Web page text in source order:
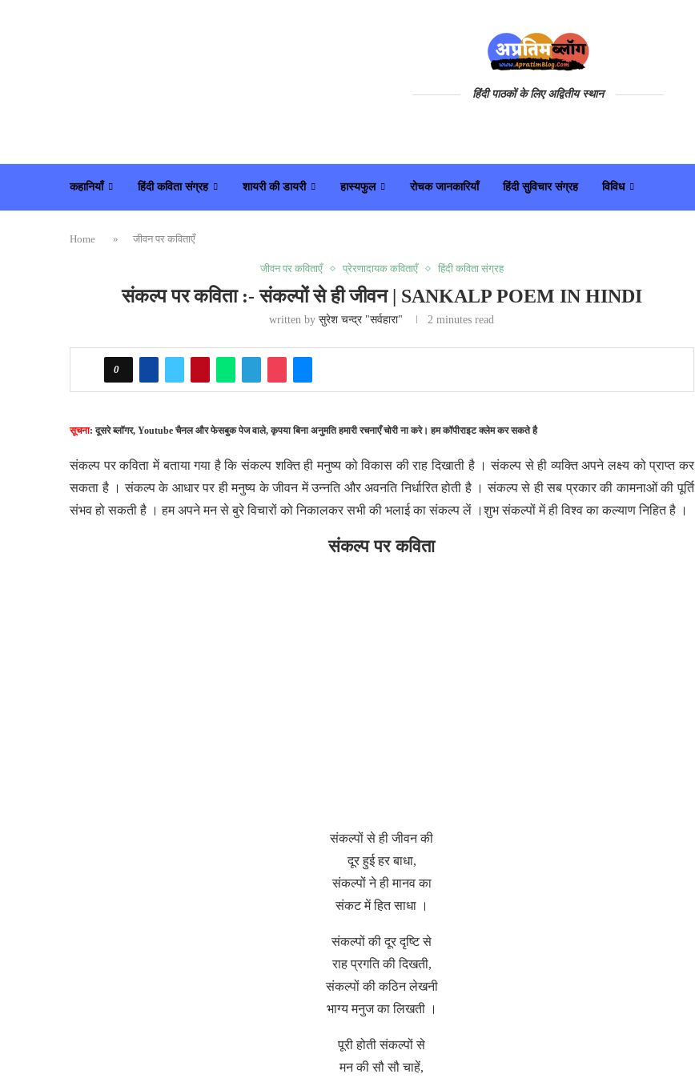
हिंदी पाठकों के लिए अद्वितीय स्थान
कहानियाँ हिंदी कविता संग्रह शायरी की डायरी हास्यफुल रोचक जानकारियाँ हिंदी सुविचार संग्रह विविध
Home » जीवन पर कविताएँ
जीवन पर कविताएँ प्रेरणादायक कविताएँ हिंदी कविता संग्रह
संकल्प पर कविता :- संकल्पों से ही जीवन | SANKALP POEM IN HINDI
written byसुरेश चन्द्र "सर्वहारा" 2 minutes read
0
सूचना: दूसरे ब्लॉगर, Youtube चैनल और फेसबुक पेज वाले, कृपया बिना अनुमति हमारी रचनाएँ चोरी ना करे। हम कॉपीराइट क्लेम कर सकते है
संकल्प पर कविता में बताया गया है कि संकल्प शक्ति ही मनुष्य को विकास की राह दिखाती है । संकल्प से ही व्यक्ति अपने लक्ष्य को प्राप्त कर
सकता है । संकल्प के आधार पर ही मनुष्य के जीवन में उन्नति और अवनति निर्धारित होती है । संकल्प से ही सब प्रकार की कामनाओं की पूर्ति
संभव हो सकती है । हम अपने मन से बुरे विचारों को निकालकर सभी की भलाई का संकल्प लें ।शुभ संकल्पों में ही विश्व का कल्याण निहित है ।
संकल्प पर कविता
संकल्पों से ही जीवन की
दूर हुई हर बाधा,
संकल्पों ने ही मानव का
संकट में हित साधा ।
संकल्पों की दूर दृष्टि से
राह प्रगति की दिखती,
संकल्पों की कठिन लेखनी
भाग्य मनुज का लिखती ।
पूरी होती संकल्पों से
मन की सौ सौ चाहें,